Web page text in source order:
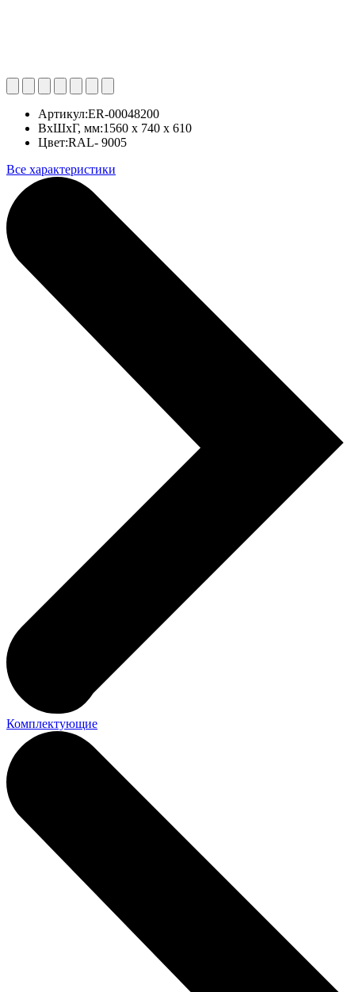
Артикул:ER-00048200
ВхШхГ, мм:1560 x 740 x 610
Цвет:RAL- 9005
Все характеристики
Комплектующие